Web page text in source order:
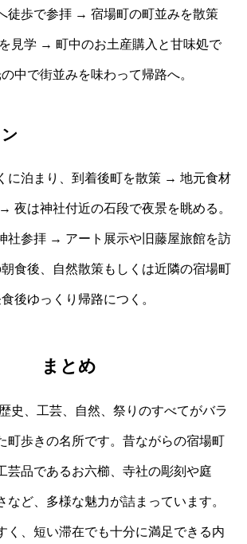
徒歩で参拝 → 宿場町の町並みを散策
見学 → 町中のお土産購入と甘味処で
中で街並みを味わって帰路へ。
に泊まり、到着後町を散策 → 地元食材
夜は神社付近の石段で夜景を眺める。
社参拝 → アート展示や旧藤屋旅館を訪
食後、自然散策もしくは近隣の宿場町
後ゆっくり帰路につく。
まとめ
史、工芸、自然、祭りのすべてがバラ
町歩きの名所です。昔ながらの宿場町
芸品であるお六櫛、寺社の彫刻や庭
など、多様な魅力が詰まっています。
く、短い滞在でも十分に満足できる内